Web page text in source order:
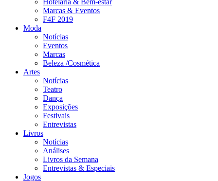
Marcas & Eventos
F4F 2019
Moda
Notícias
Eventos
Marcas
Beleza /Cosmética
Artes
Notícias
Teatro
Dança
Exposições
Festivais
Entrevistas
Livros
Notícias
Análises
Livros da Semana
Entrevistas & Especiais
Jogos